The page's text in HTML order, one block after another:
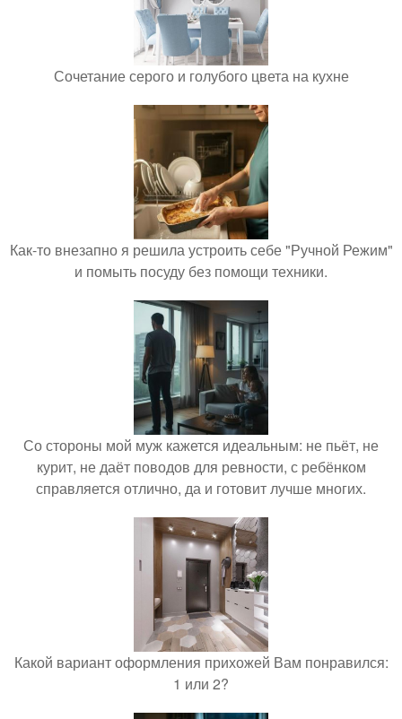
Сочетание серого и голубого цвета на кухне
Как-то внезапно я решила устроить себе "Ручной Режим"
и помыть посуду без помощи техники.
Со стороны мой муж кажется идеальным: не пьёт, не
курит, не даёт поводов для ревности, с ребёнком
справляется отлично, да и готовит лучше многих.
Какой вариант оформления прихожей Вам понравился:
1 или 2?